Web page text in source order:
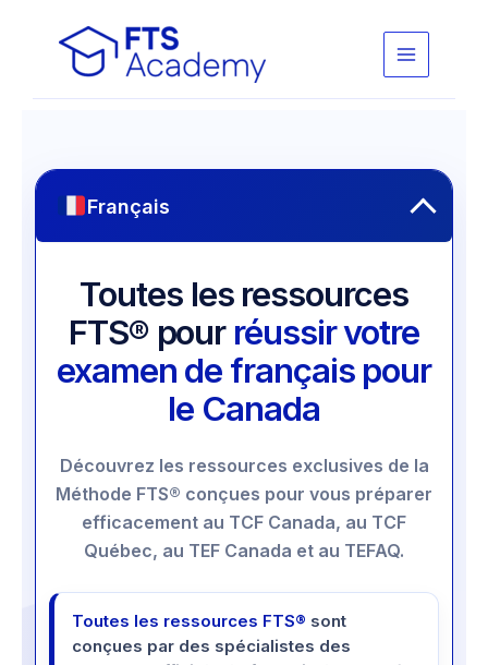
Français
Toutes les ressources
FTS® pour réussir votre
examen de français pour
le Canada
Découvrez les ressources exclusives de la
Méthode FTS® conçues pour vous préparer
efficacement au TCF Canada, au TCF
Québec, au TEF Canada et au TEFAQ.
Toutes les ressources FTS® sont
conçues par des spécialistes des